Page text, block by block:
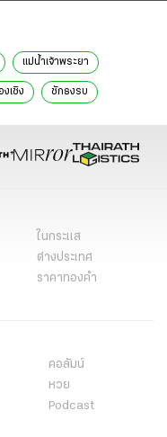
แม่น้ำเจ้าพระยา
งเชิง ชักธงรบ
ในกระแส
ต่างประเทศ
ราคาทองคำ
คอลัมน์
หวย
Podcast